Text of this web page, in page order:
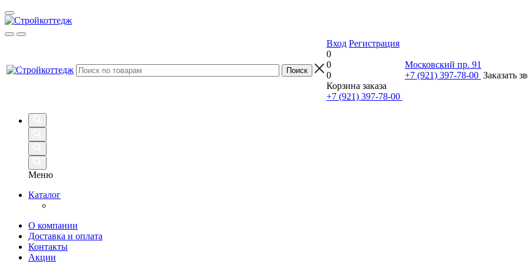
Вход Регистрация
0
0
0
Корзина заказа
+7 (921) 397-78-00
Московский пр. 91
+7 (921) 397-78-00 Заказать
Меню
Каталог
О компании
Доставка и оплата
Контакты
Акции